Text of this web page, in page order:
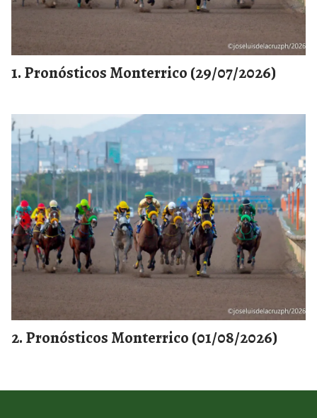
Pronósticos Monterrico (29/07/2026)
Pronósticos Monterrico (01/08/2026)